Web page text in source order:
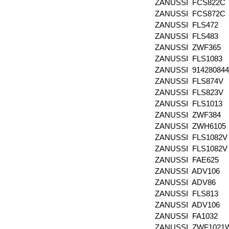
ZANUSSI FCS822C
ZANUSSI FCS872C
ZANUSSI FLS472
ZANUSSI FLS483
ZANUSSI ZWF365
ZANUSSI FLS1083
ZANUSSI 914280844
ZANUSSI FLS874V
ZANUSSI FLS823V
ZANUSSI FLS1013
ZANUSSI ZWF384
ZANUSSI ZWH6105
ZANUSSI FLS1082V
ZANUSSI FLS1082V
ZANUSSI FAE625
ZANUSSI ADV106
ZANUSSI ADV86
ZANUSSI FLS813
ZANUSSI ADV106
ZANUSSI FA1032